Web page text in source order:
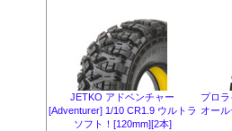
JETKO アドベンチャー
[Adventurer] 1/10 CR1.9 ウルトラ
ソフト！[120mm][2本]
プロ
オー